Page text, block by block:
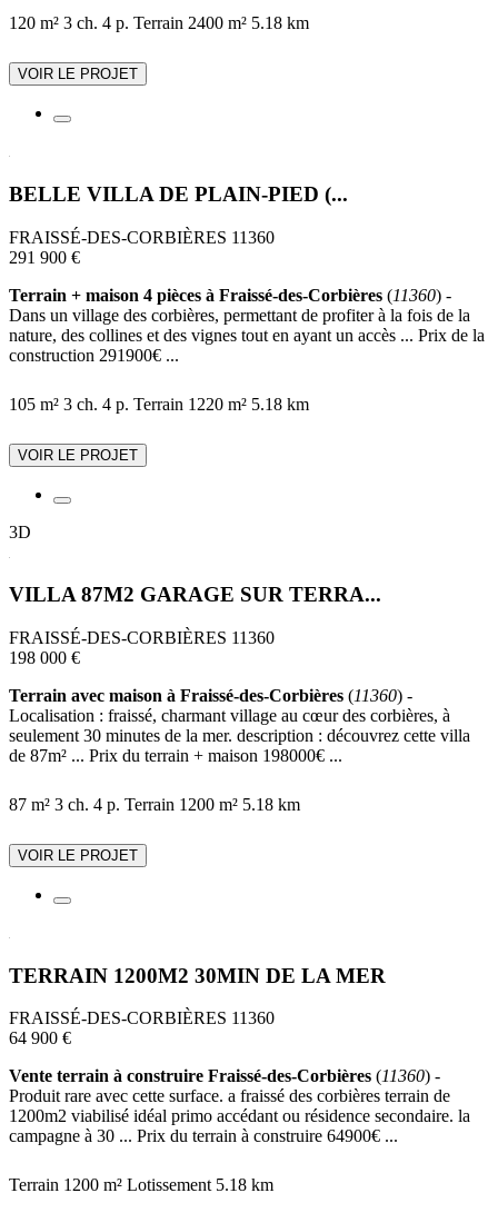
120 m² 3 ch. 4 p. Terrain 2400 m² 5.18 km
VOIR LE PROJET
BELLE VILLA DE PLAIN-PIED (...
FRAISSÉ-DES-CORBIÈRES 11360
291 900 €
Terrain + maison 4 pièces à Fraissé-des-Corbières (11360) -
Dans un village des corbières, permettant de profiter à la fois de la
nature, des collines et des vignes tout en ayant un accès ... Prix de la
construction 291900€ ...
105 m² 3 ch. 4 p. Terrain 1220 m² 5.18 km
VOIR LE PROJET
3D
VILLA 87M2 GARAGE SUR TERRA...
FRAISSÉ-DES-CORBIÈRES 11360
198 000 €
Terrain avec maison à Fraissé-des-Corbières (11360) -
Localisation : fraissé, charmant village au cœur des corbières, à
seulement 30 minutes de la mer. description : découvrez cette villa
de 87m² ... Prix du terrain + maison 198000€ ...
87 m² 3 ch. 4 p. Terrain 1200 m² 5.18 km
VOIR LE PROJET
TERRAIN 1200M2 30MIN DE LA MER
FRAISSÉ-DES-CORBIÈRES 11360
64 900 €
Vente terrain à construire Fraissé-des-Corbières (11360) -
Produit rare avec cette surface. a fraissé des corbières terrain de
1200m2 viabilisé idéal primo accédant ou résidence secondaire. la
campagne à 30 ... Prix du terrain à construire 64900€ ...
Terrain 1200 m² Lotissement 5.18 km